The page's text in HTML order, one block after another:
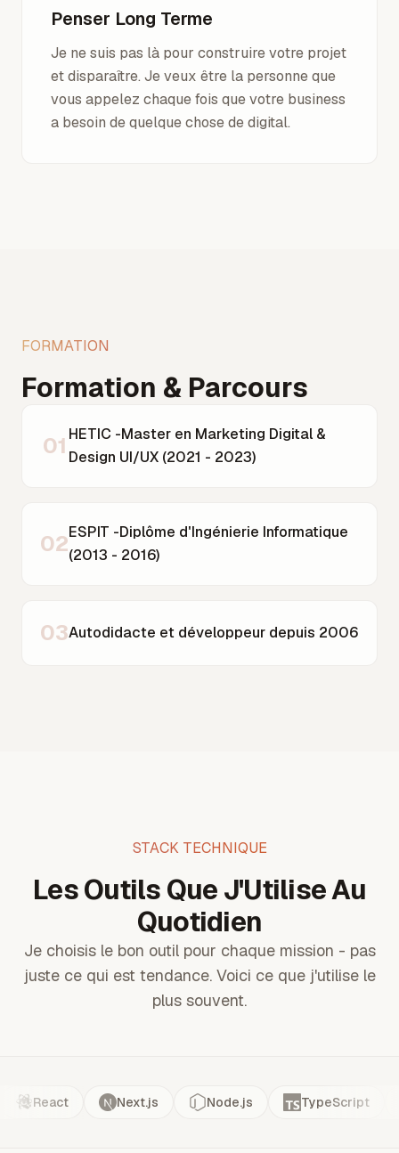
Penser Long Terme
Je ne suis pas là pour construire votre projet
et disparaître. Je veux être la personne que
vous appelez chaque fois que votre business
a besoin de quelque chose de digital.
FORMATION
Formation & Parcours
01 HETIC -Master en Marketing Digital &
Design UI/UX (2021 - 2023)
02ESPIT -Diplôme d'Ingénierie Informatique
(2013 - 2016)
03Autodidacte et développeur depuis 2006
STACK TECHNIQUE
Les Outils Que J'Utilise Au
Quotidien
Je choisis le bon outil pour chaque mission - pas
juste ce qui est tendance. Voici ce que j'utilise le
plus souvent.
React Next.js Node.js TypeScript